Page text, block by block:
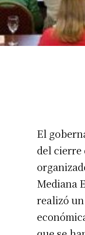
El
del cierre
Mediana
realizó